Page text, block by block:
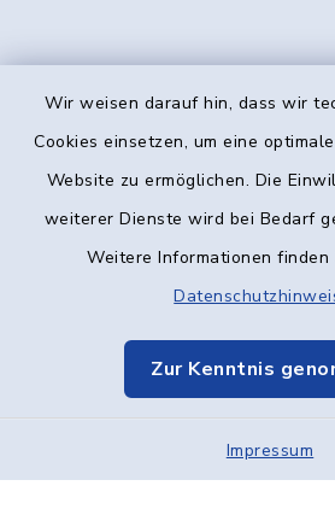
Wir weisen darauf hin, dass wir
Cookies einsetzen, um eine
Website zu ermöglichen. Die
weiterer Dienste wird bei Bedarf
Weitere Informationen finden
Zur Kenntnis
Impressum
Kontakt
Datenschutz
Elektronische
Sitemap